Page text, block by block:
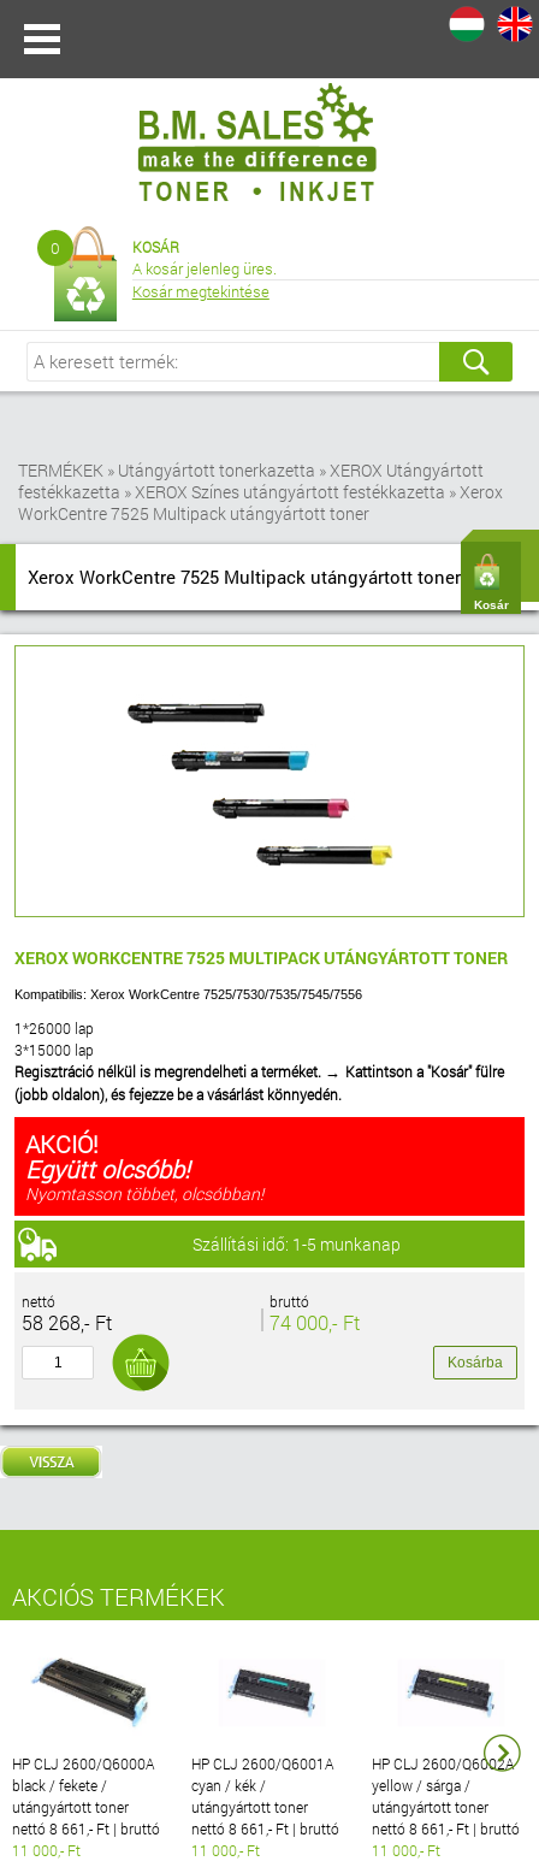
Kosár
0 KOSÁR
A kosár jelenleg üres.
Kosár megtekintése
TERMÉKEK » Utángyártott tonerkazetta »XEROX Utángyártott
festékkazetta »XEROX Színes utángyártott festékkazetta »Xerox
WorkCentre 7525 Multipack utángyártott toner
Xerox WorkCentre 7525 Multipack utángyártott toner
XEROX WORKCENTRE 7525 MULTIPACK UTÁNGYÁRTOTT TONER
Kompatibilis: Xerox WorkCentre 7525/7530/7535/7545/7556
1*26000 lap
3*15000 lap
Regisztráció nélkül is megrendelheti a terméket. → Kattintson a "Kosár" fülre
(jobb oldalon), és fejezze be a vásárlást könnyedén.
AKCIÓ!
Együtt olcsóbb!
Nyomtasson többet, olcsóbban!
Szállítási idő: 1-5 munkanap
nettó
58 268,- Ft
bruttó
74 000,- Ft
AKCIÓS TERMÉKEK
HP CLJ 2600/Q6000A
black / fekete /
utángyártott toner
nettó 8 661,- Ft | bruttó
11 000,- Ft
HP CLJ 2600/Q6001A
cyan / kék /
utángyártott toner
nettó 8 661,- Ft | bruttó
11 000,- Ft
HP CLJ 2600/Q6002A
yellow / sárga /
utángyártott toner
nettó 8 661,- Ft | bruttó
11 000,- Ft